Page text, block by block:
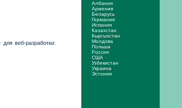
веб-разработки:
Албания
Армения
Беларусь
Германия
Испания
Казахстан
Кыргызстан
Молдова
Польша
Россия
США
Узбекистан
Украина
Эстония